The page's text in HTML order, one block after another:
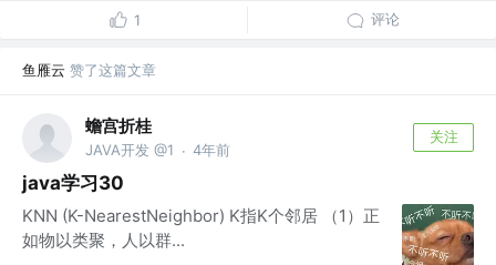
1 评论
鱼雁云 赞了这篇文章
蟾宫折桂
JAVA开发 @1 · 4年前
关注
java学习30
KNN (K-NearestNeighbor) K指K个邻居 （1）正
如物以类聚，人以群...